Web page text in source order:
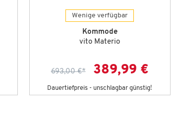
Wenige verfügbar
Kommode
vito Materio
693,00 €* 389,99 €
Dauertiefpreis - unschlagbar günstig!